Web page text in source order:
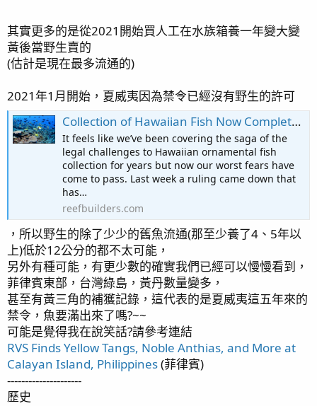
其實更多的是從2021開始買人工在水族箱養一年變大變
黃後當野生賣的
(估計是現在最多流通的)
2021年1月開始，夏威夷因為禁令已經沒有野生的許可
Collection of Hawaiian Fish Now Completely Shut Down | Reef Builders | The Reef and Saltwater Aquarium Blog
It feels like we’ve been covering the saga of the
legal challenges to Hawaiian ornamental fish
collection for years but now our worst fears have
come to pass. Last week a ruling came down that
has…
reefbuilders.com
，所以野生的除了少少的舊魚流通(那至少養了4、5年以
上)低於12公分的都不太可能，
另外有種可能，有更少數的確實我們已經可以慢慢看到，
菲律賓東部，台灣綠島，黃丹數量變多，
甚至有黃三角的補獲記錄，這代表的是夏威夷這五年來的
禁令，魚要滿出來了嗎?~~
可能是覺得我在說笑話?請參考連結
RVS Finds Yellow Tangs, Noble Anthias, and More at
Calayan Island, Philippines(菲律賓)
---------------------
歷史